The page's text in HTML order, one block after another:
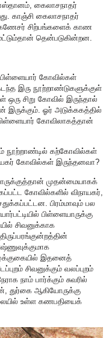
கைலாசநாதர்
காஞ்சி கைலாசநாதர்
கணேசர் சிற்பங்களைக் காண
தென்படுகின்றன.
பிள்ளையார் கோவில்கள்
இரு நூற்றாண்டுகளுக்குள்
சிறு கோவில் இருந்தால்
இருக்கும். ஓர் அடுக்ககத்தில்
பிள்ளையார் கோவிலாகத்தான்
கற்கோவில்கள்
கோவில்கள் இருந்தனவா?
முதன்மையாகக்
கோவில்களில் விநாயகர்,
பிரம்மாவும் பல
பிள்ளையாருக்கு
சிவனுக்காக
இதனைத்
சிவனுக்கும் வலப்புறம்
நாம் பார்க்கும் சுவரில்
துர்கை ஆகியோருக்கு
உள்ள கணபதியைக்